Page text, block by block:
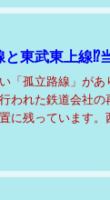
東武東上線⁉
「孤立路線」があ
われた鉄道会社の
に残っています。